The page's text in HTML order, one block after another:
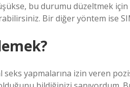
bu durumu düzeltmek
Bir diğer yöntem ise
yapmalarına izin veren